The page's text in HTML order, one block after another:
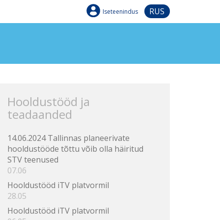
Iseteenindus RUS
Hooldustööd ja
teadaanded
14.06.2024 Tallinnas planeerivate
hooldustööde tõttu võib olla häiritud
STV teenused
07.06
Hooldustööd iTV platvormil
28.05
Hooldustööd iTV platvormil